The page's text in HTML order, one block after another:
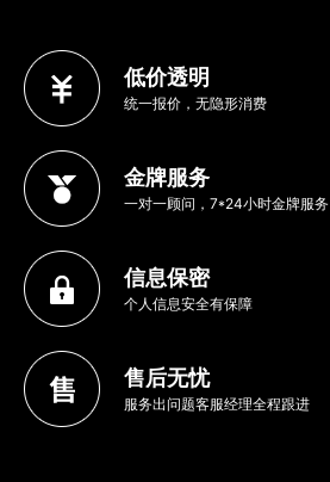
低价透明
统一报价，无隐形消费
金牌服务
一对一顾问，7*24小时金牌服务
信息保密
个人信息安全有保障
售后无忧
服务出问题客服经理全程跟进